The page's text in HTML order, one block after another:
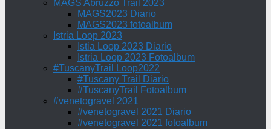
MAGS Abruzzo Trail 2023
MAGS2023 Diario
MAGS2023 fotoalbum
Istria Loop 2023
Istia Loop 2023 Diario
Istria Loop 2023 Fotoalbum
#TuscanyTrail Loop2022
#Tuscany Trail Diario
#TuscanyTrail Fotoalbum
#venetogravel 2021
#venetogravel 2021 Diario
#venetogravel 2021 fotoalbum